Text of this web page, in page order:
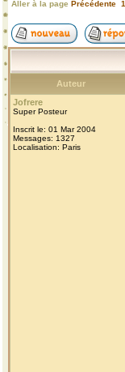
Aller à la page Précédente 1
Auteur
Jofrere
Super Posteur
Inscrit le: 01 Mar 2004
Messages: 1327
Localisation: Paris